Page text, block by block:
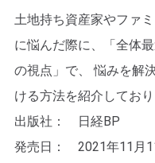
土地持ち資産家やファ
に悩んだ際に、「全体
の視点」で、 悩みを解
ける方法を紹介しており
出版社： 日経BP
発売日： 2021年11月